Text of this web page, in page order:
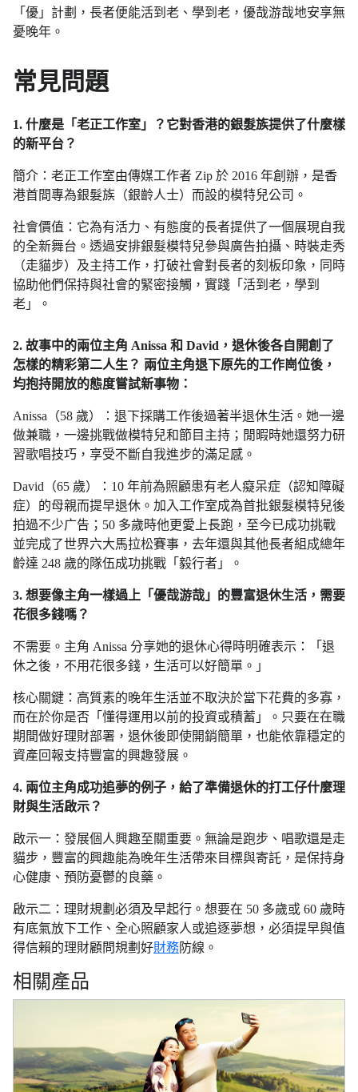
「優」計劃，長者便能活到老、學到老，優哉游哉地安享無
憂晚年。
常見問題
1. 什麼是「老正工作室」？它對香港的銀髮族提供了什麼樣
的新平台？
簡介：老正工作室由傳媒工作者 Zip 於 2016 年創辦，是香
港首間專為銀髮族（銀齡人士）而設的模特兒公司。
社會價值：它為有活力、有態度的長者提供了一個展現自我
的全新舞台。透過安排銀髮模特兒參與廣告拍攝、時裝走秀
（走貓步）及主持工作，打破社會對長者的刻板印象，同時
協助他們保持與社會的緊密接觸，實踐「活到老，學到
老」。
2. 故事中的兩位主角 Anissa 和 David，退休後各自開創了
怎樣的精彩第二人生？ 兩位主角退下原先的工作崗位後，
均抱持開放的態度嘗試新事物：
Anissa（58 歲）：退下採購工作後過著半退休生活。她一邊
做兼職，一邊挑戰做模特兒和節目主持；閒暇時她還努力研
習歌唱技巧，享受不斷自我進步的滿足感。
David（65 歲）：10 年前為照顧患有老人癡呆症（認知障礙
症）的母親而提早退休。加入工作室成為首批銀髮模特兒後
拍過不少广告；50 多歲時他更愛上長跑，至今已成功挑戰
並完成了世界六大馬拉松賽事，去年還與其他長者組成總年
齡達 248 歲的隊伍成功挑戰「毅行者」。
3. 想要像主角一樣過上「優哉游哉」的豐富退休生活，需要
花很多錢嗎？
不需要。主角 Anissa 分享她的退休心得時明確表示：「退
休之後，不用花很多錢，生活可以好簡單。」
核心關鍵：高質素的晚年生活並不取決於當下花費的多寡，
而在於你是否「懂得運用以前的投資或積蓄」。只要在在職
期間做好理財部署，退休後即使開銷簡單，也能依靠穩定的
資產回報支持豐富的興趣發展。
4. 兩位主角成功追夢的例子，給了準備退休的打工仔什麼理
財與生活啟示？
啟示一：發展個人興趣至關重要。無論是跑步、唱歌還是走
貓步，豐富的興趣能為晚年生活帶來目標與寄託，是保持身
心健康、預防憂鬱的良藥。
啟示二：理財規劃必須及早起行。想要在 50 多歲或 60 歲時
有底氣放下工作、全心照顧家人或追逐夢想，必須提早與值
得信賴的理財顧問規劃好財務防線。
相關產品